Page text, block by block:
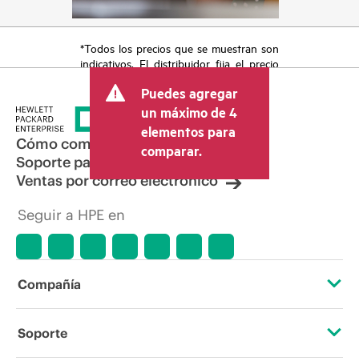
*Todos los precios que se muestran son
indicativos. El distribuidor fija el precio
otros conceptos, como los impuestos a
la venta, el IVA y el envío. El precio de la
transacción que establece el distribuidor
puede variar con respecto a otros
distribuidores y al precio indicativo
mostrado. El precio indicativo puede
incluir ofertas promocionales por tiempo
hacer ajustes de precios en cualquier
momento por motivos que incluyen, a
condiciones del mercado,
promociones de fin de la vida útil y
Puedes agregar
un máximo de 4
elementos para
comparar.
Cómo comprar
Soporte para productos
Ventas por correo electrónico
Seguir a HPE en
Compañía
Acerca de HPE
Soporte